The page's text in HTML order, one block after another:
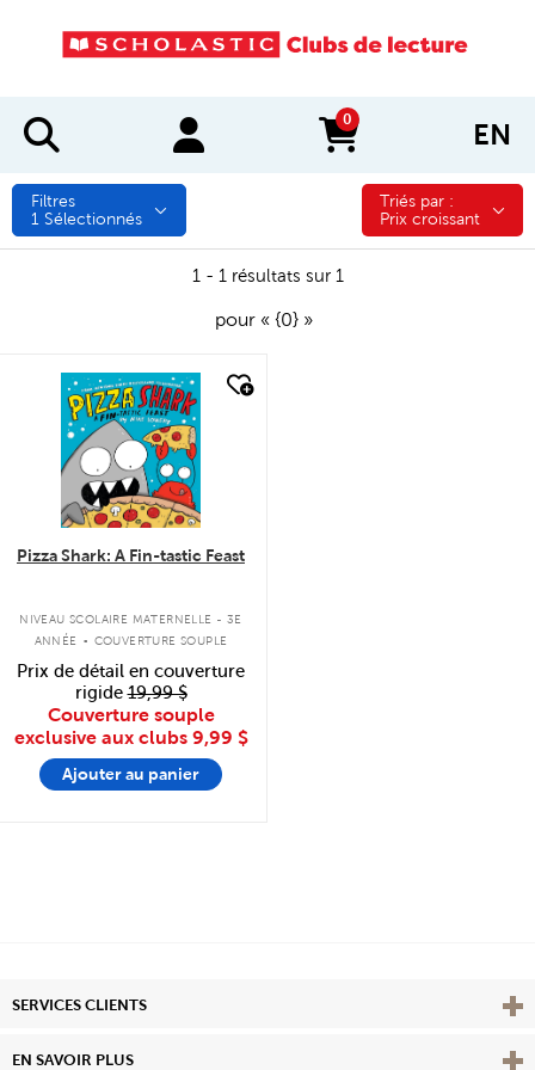
0
items in cart EN
Filtres
1 Sélectionnés
Triés par :
Triés par :
Prix croissant
1 - 1 résultats sur 1
pour « {0} »
quick look
Pizza Shark: A Fin-tastic Feast
NIVEAU SCOLAIRE MATERNELLE - 3E
ANNÉE . COUVERTURE SOUPLE
Prix de détail en couverture
rigide19,99 $
Couverture souple
exclusive aux clubs 9,99 $
Ajouter au panier
SERVICES CLIENTS
EN SAVOIR PLUS View